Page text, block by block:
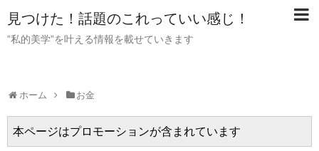
見つけた！話題のこれっていい感じ！
”私的美学”を叶える情報を載せていきます
ホーム お金
本ページはプロモーションが含まれています